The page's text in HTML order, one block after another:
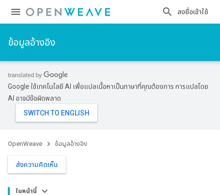
ลงชื่อเข้าใช้
ข้อมูลอ้างอิง
Google ใช้เทคโนโลยี AI เพื่อแปลเนื้อหาเป็นภาษาที่คุณต้องการ การแปลโดย
AI อาจมีข้อผิดพลาด
OpenWeave ข้อมูลอ้างอิง
ส่งความคิดเห็น
ในหน้านี้